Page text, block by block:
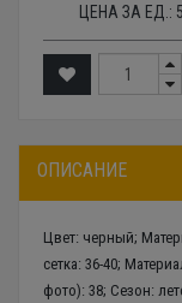
ЦЕНА ЗА ЕД.:
ОПИСАНИЕ
Цвет: черный;
сетка: 36-40;
фото): 38; Сезон: